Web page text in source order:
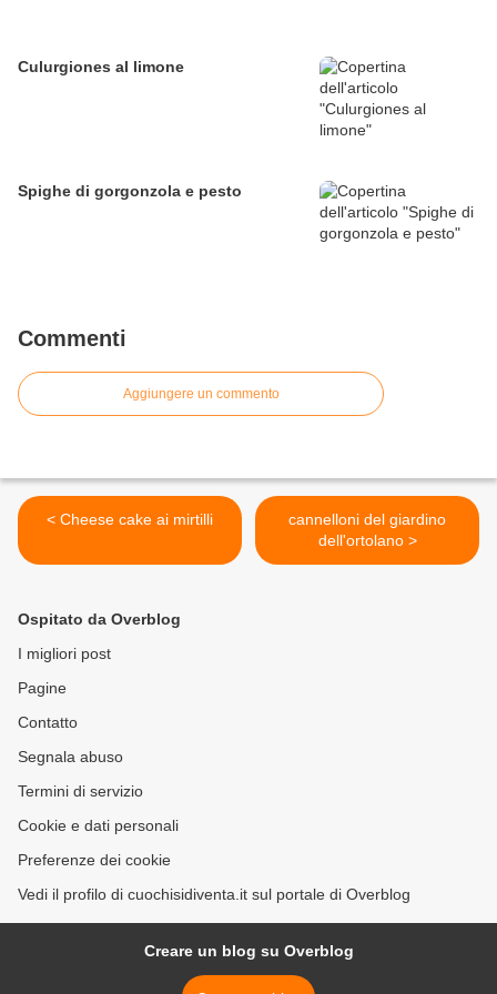
Culurgiones al limone
Spighe di gorgonzola e pesto
Commenti
Aggiungere un commento
< Cheese cake ai mirtilli
cannelloni del giardino
dell'ortolano >
Ospitato da Overblog
I migliori post
Pagine
Contatto
Segnala abuso
Termini di servizio
Cookie e dati personali
Preferenze dei cookie
Vedi il profilo di cuochisidiventa.it sul portale di Overblog
Creare un blog su Overblog